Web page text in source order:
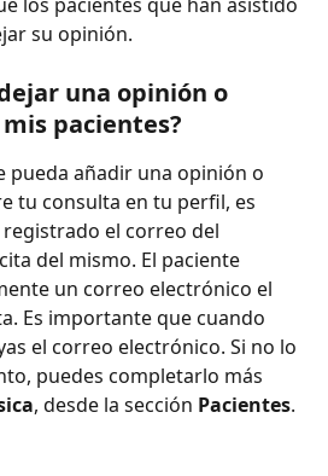
su opinión.
una opinión o
pacientes?
pueda añadir una opinión o
tu consulta en tu perfil, es
el correo del
del mismo. El paciente
un correo electrónico el
Es importante que cuando
el correo electrónico. Si no lo
puedes completarlo más
, desde la sección Pacientes.